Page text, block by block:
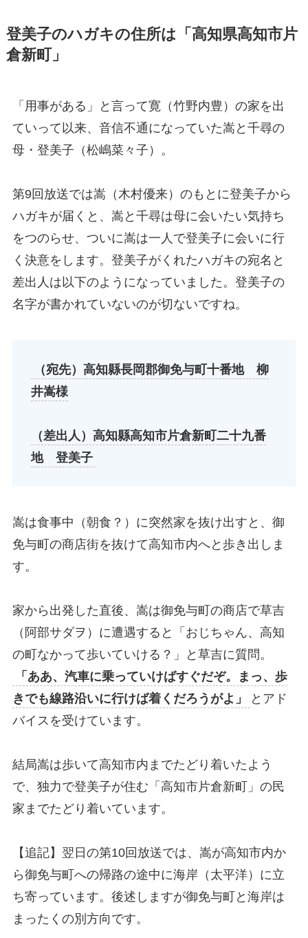
登美子のハガキの住所は「高知県高知市片
倉新町」
「用事がある」と言って寛（竹野内豊）の家を出
ていって以来、音信不通になっていた嵩と千尋の
母・登美子（松嶋菜々子）。
第9回放送では嵩（木村優来）のもとに登美子から
ハガキが届くと、嵩と千尋は母に会いたい気持ち
をつのらせ、ついに嵩は一人で登美子に会いに行
く決意をします。登美子がくれたハガキの宛名と
差出人は以下のようになっていました。登美子の
名字が書かれていないのが切ないですね。
（宛先）高知縣長岡郡御免与町十番地 柳
井嵩様
（差出人）高知縣高知市片倉新町二十九番
地 登美子
嵩は食事中（朝食？）に突然家を抜け出すと、御
免与町の商店街を抜けて高知市内へと歩き出しま
す。
家から出発した直後、嵩は御免与町の商店で草吉
（阿部サダヲ）に遭遇すると「おじちゃん、高知
の町なかって歩いていける？」と草吉に質問。
「ああ、汽車に乗っていけばすぐだぞ。まっ、歩
きでも線路沿いに行けば着くだろうがよ」
とアド
バイスを受けています。
結局嵩は歩いて高知市内までたどり着いたよう
で、独力で登美子が住む「高知市片倉新町」の民
家までたどり着いています。
【追記】翌日の第10回放送では、嵩が高知市内か
ら御免与町への帰路の途中に海岸（太平洋）に立
ち寄っています。後述しますが御免与町と海岸は
まったくの別方向です。